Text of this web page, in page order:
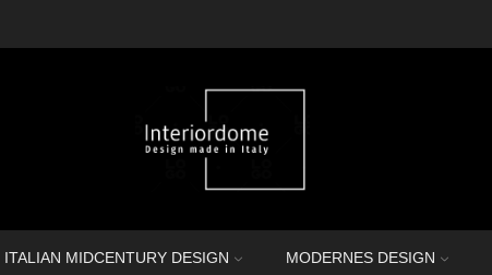
ITALIAN MIDCENTURY DESIGN MODERNES DESIGN